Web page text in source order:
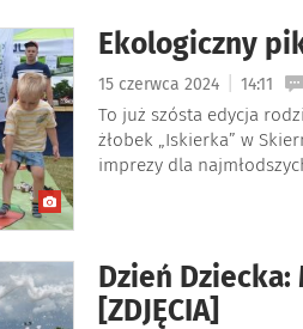
Ekologiczny
15 czerwca 2024 14:11
To już szósta edycja
żłobek „Iskierka” w
imprezy dla
Dzień
[ZDJĘCIA]